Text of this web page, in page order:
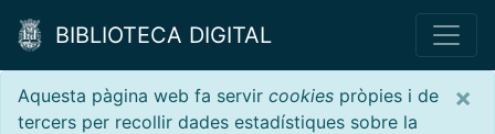
BIBLIOTECA DIGITAL
×
Aquesta pàgina web fa servir cookies pròpies i de
tercers per recollir dades estadístiques sobre la